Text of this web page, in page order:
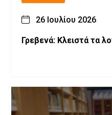
26 Ιουλίου 2026
Γρεβενά: Κλειστά τα